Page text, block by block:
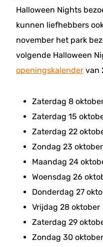
Halloween Nights
kunnen liefhebbers
november het park
volgende Halloween
openingskalender van
Zaterdag 8
Zaterdag 15
Zaterdag 22
Zondag 23 oktober
Maandag 24
Woensdag 26
Donderdag 27
Vrijdag 28 oktober
Zaterdag 29
Zondag 30 oktober